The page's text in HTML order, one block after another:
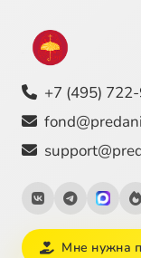
+7 (495)
Мне нужна